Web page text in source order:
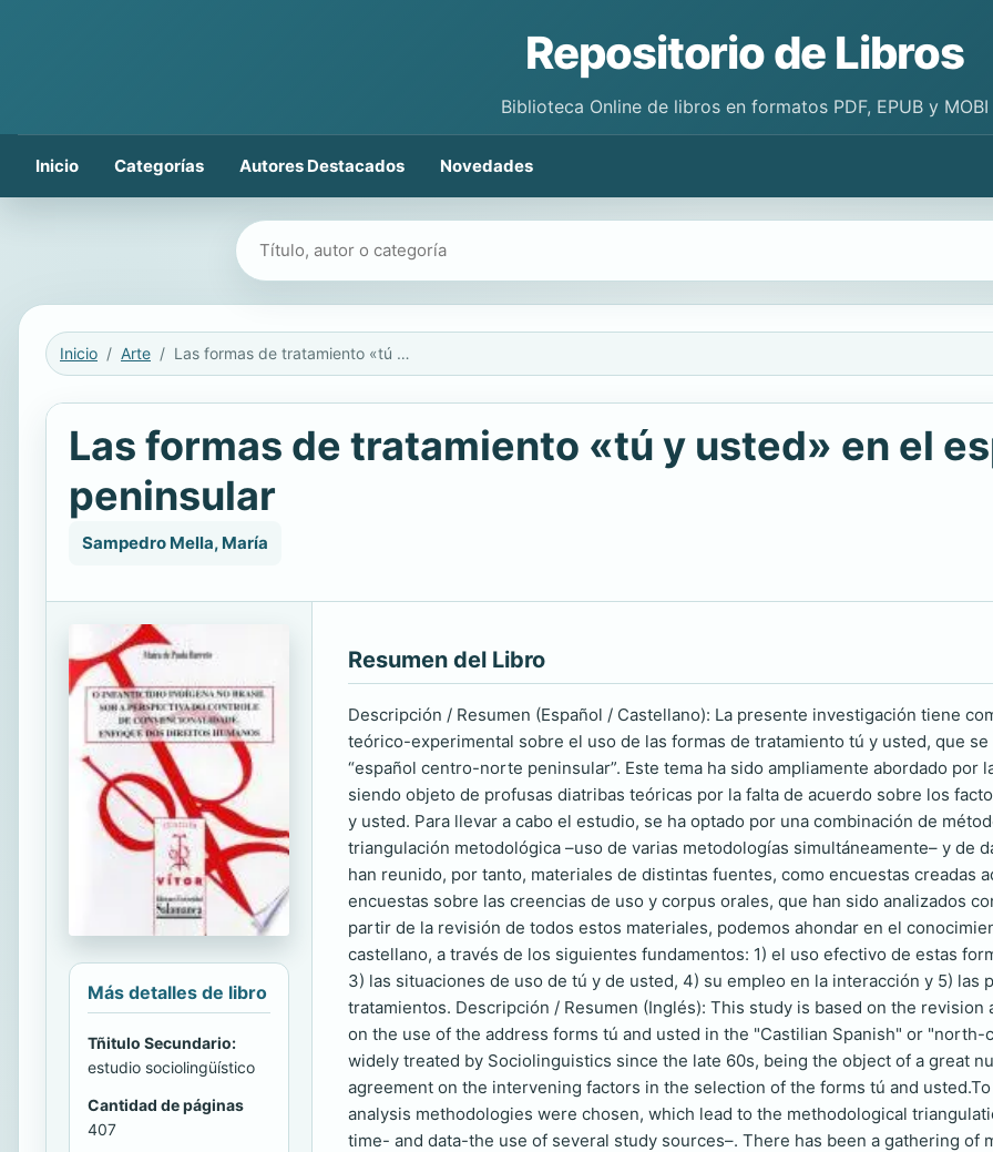
Repositorio de Libros
Biblioteca Online de libros en formatos PDF, EPUB y MOBI
Inicio Categorías Autores Destacados Novedades
Buscar libros
Inicio Arte Las formas de tratamiento «tú y usted» en el español centro-norte peninsular
Las formas de tratamiento «tú y usted» en el
peninsular
Sampedro Mella, María
Más detalles de libro
Tñitulo Secundario:
estudio sociolingüístico
Cantidad de páginas
407
Resumen del Libro
Descripción / Resumen (Español / Castellano): La presente investigación tiene
teórico-experimental sobre el uso de las formas de tratamiento tú y usted, que
“español centro-norte peninsular”. Este tema ha sido ampliamente abordado por
siendo objeto de profusas diatribas teóricas por la falta de acuerdo sobre los
y usted. Para llevar a cabo el estudio, se ha optado por una combinación de
triangulación metodológica –uso de varias metodologías simultáneamente– y de
han reunido, por tanto, materiales de distintas fuentes, como encuestas creadas
encuestas sobre las creencias de uso y corpus orales, que han sido analizados
partir de la revisión de todos estos materiales, podemos ahondar en el
castellano, a través de los siguientes fundamentos: 1) el uso efectivo de estas
3) las situaciones de uso de tú y de usted, 4) su empleo en la interacción y 5)
tratamientos. Descripción / Resumen (Inglés): This study is based on the
on the use of the address forms tú and usted in the "Castilian Spanish" or
widely treated by Sociolinguistics since the late 60s, being the object of a great
agreement on the intervening factors in the selection of the forms tú and
analysis methodologies were chosen, which lead to the methodological
time- and data-the use of several study sources–. There has been a gathering